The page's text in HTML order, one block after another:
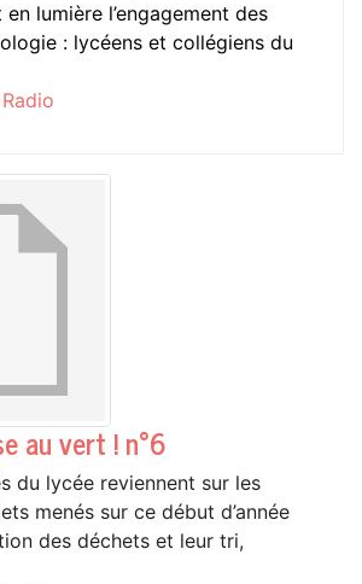
lumière l’engagement des
: lycéens et collégiens du
Radio
au vert ! n°6
du lycée reviennent sur les
menés sur ce début d’année
des déchets et leur tri,